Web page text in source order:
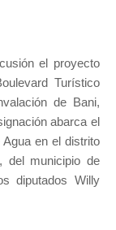
el proyecto
Turístico
de Bani,
abarca el
en el distrito
del municipio de
diputados Willy